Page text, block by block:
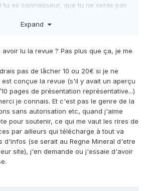
tu es connaisseur, que tu ne seras pas
25 ans auteur éditeur
bien connaître le RM je peux t'assurer
pour moi, si un lecteur sur 2
pour les copains, il y a longtemps
n'aurait de revues ou de livres
ou l'histoire minière. Je pense
pour l'astronomie et quelques
TRENEN à très bien argumenté sur
Au delà de ça il existe aussi une
ouvrages, revues et textes édités
sans autorisation de l'auteur
renvoie au texte de loi suivant :
Expand
lu la revue ? Pas plus que ça, je me
pas de lâcher 10 ou 20€ si je ne
conçue la revue (s'il y avait un aperçu
pages de présentation représentative...)
je connais. Et c'est pas le genre de la
sans autorisation etc, quand j'aime
pour soutenir, ce qui me vaut les rires de
par ailleurs qui télécharge à tout va
d'infos (se serait au Regne Mineral d'etre
site), j'en demande ou j'essaie d'avoir